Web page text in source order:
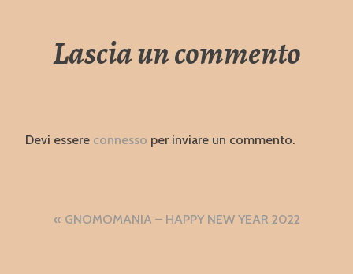
Lascia un commento
Devi essere connesso per inviare un commento.
Navigazione
GNOMOMANIA – HAPPY NEW YEAR 2022